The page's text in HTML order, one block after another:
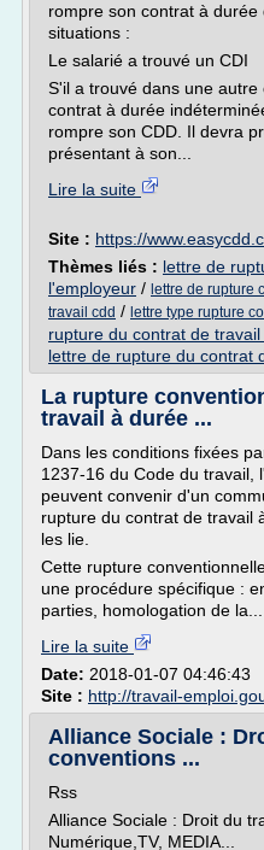
rompre son contrat à
situations :
Le salarié a trouvé un CDI
S'il a trouvé dans une
contrat à durée
rompre son CDD. Il devra
présentant à son...
Lire la suite
Site : https://
Thèmes liés : lettre de
l'employeur / lettre de rupture
travail cdd / lettre type rupture
rupture du contrat de
lettre de rupture du contrat
La rupture
travail à durée ...
Dans les conditions fixées
1237-16 du Code du travail,
peuvent convenir d'un
rupture du contrat de travail
les lie.
Cette rupture
une procédure spécifique :
parties, homologation de la...
Lire la suite
Date: 2018-01-07 04:46:43
Site : http://travail-
Alliance Sociale :
conventions ...
Rss
Alliance Sociale : Droit du
Numérique,TV, MEDIA...